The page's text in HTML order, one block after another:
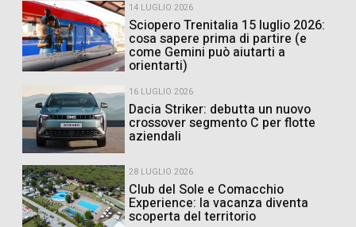
14 LUGLIO 2026
Sciopero Trenitalia 15 luglio 2026:
cosa sapere prima di partire (e
come Gemini può aiutarti a
orientarti)
16 LUGLIO 2026
Dacia Striker: debutta un nuovo
crossover segmento C per flotte
aziendali
28 LUGLIO 2026
Club del Sole e Comacchio
Experience: la vacanza diventa
scoperta del territorio